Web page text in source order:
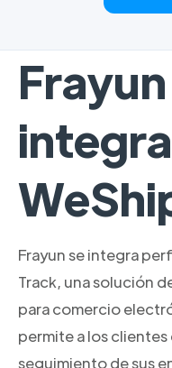
Frayun se integra
Track, una solución
para comercio
permite a los clientes
seguimiento de sus